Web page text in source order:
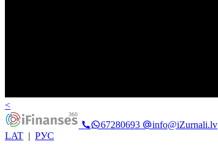
<
67280693
info@iZurnali.lv
LAT | РУС